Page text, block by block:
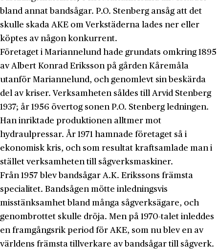
bland annat bandsågar. P.O. Stenberg ansåg att det
skulle skada AKE om Verkstäderna lades ner eller
köptes av någon konkurrent.
Företaget i Mariannelund hade grundats omkring 1895
av Albert Konrad Eriksson på gården Kåremåla
utanför Mariannelund, och genomlevt sin beskärda
del av kriser. Verksamheten såldes till Arvid Stenberg
1937; år 1956 övertog sonen P.O. Stenberg ledningen.
Han inriktade produktionen alltmer mot
hydraulpressar. År 1971 hamnade företaget så i
ekonomisk kris, och som resultat kraftsamlade man i
stället verksamheten till sågverksmaskiner.
Från 1957 blev bandsågar A.K. Erikssons främsta
specialitet. Bandsågen mötte inledningsvis
misstänksamhet bland många sågverksägare, och
genombrottet skulle dröja. Men på 1970-talet inleddes
en framgångsrik period för AKE, som nu blev en av
världens främsta tillverkare av bandsågar till sågverk.